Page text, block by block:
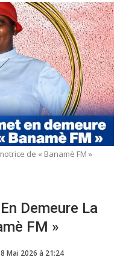
de « Banamè FM »
Demeure La
FM »
8 Mai 2026 à 21:24